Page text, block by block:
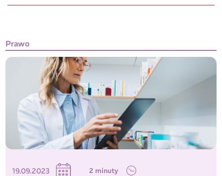
Prawo
19.09.2023 2 minuty